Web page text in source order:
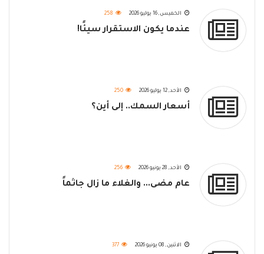
الخميس, 16 يوليو 2026 258
عندما يكون الاستقرار سيئًا!
الأحد, 12 يوليو 2026 250
أسعار السمك.. إلى أين؟
الأحد, 28 يونيو 2026 256
عام مضى... والغلاء ما زال جاثماً
الاثنين, 08 يونيو 2026 377